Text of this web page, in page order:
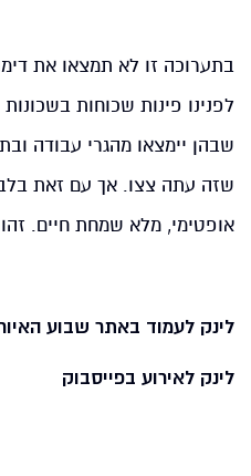
בתערוכה זו לא תמצאו את
לפנינו פינות שכוחות
שבהן יימצאו מהגרי עבודה
שזה עתה צצו. אך עם זאת
אופטימי, מלא שמחת חיים.
לינק לעמוד באתר שבוע
לינק לאירוע בפייסבוק